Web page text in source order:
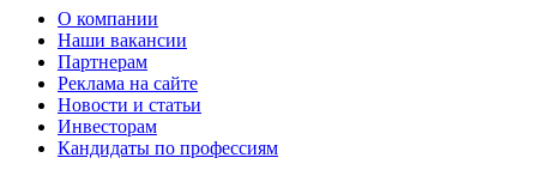
О компании
Наши вакансии
Партнерам
Реклама на сайте
Новости и статьи
Инвесторам
Кандидаты по профессиям